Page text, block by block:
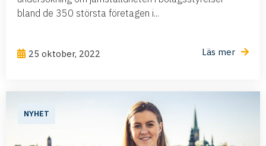
bland de 350 största företagen i...
25 oktober, 2022 Läs mer
NYHET